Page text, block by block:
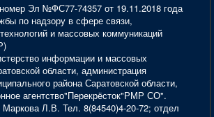
Эл №ФС77-74357 от 19.11.2018 года
по надзору в сфере связи,
и массовых коммуникаций
информации и массовых
области, администрация
района Саратовской области,
агентство"Перекрёсток"РМР СО".
Маркова Л.В. Тел. 8(84540)4-20-72; отдел